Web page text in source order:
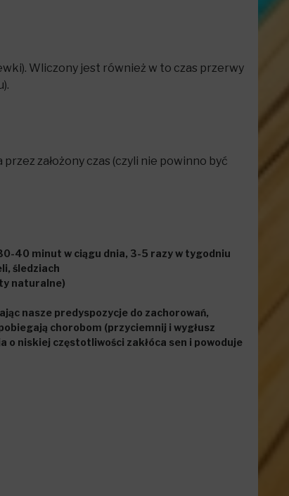
Wliczony jest również w to czas przerwy
założony czas (czyli nie powinno być
40 minut w ciągu dnia, 3-5 razy w tygodniu
śledziach
naturalne)
nasze predyspozycje do zachorowań,
chorobom (przyciemnij i wygłusz
o niskiej częstotliwości zakłóca sen i powoduje